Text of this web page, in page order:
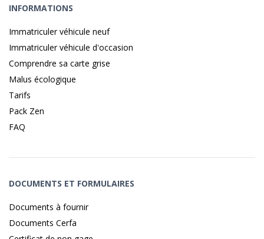
INFORMATIONS
Immatriculer véhicule neuf
Immatriculer véhicule d'occasion
Comprendre sa carte grise
Malus écologique
Tarifs
Pack Zen
FAQ
DOCUMENTS ET FORMULAIRES
Documents à fournir
Documents Cerfa